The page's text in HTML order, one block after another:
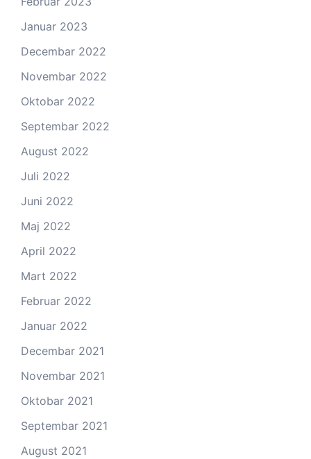
Januar 2023
Decembar 2022
Novembar 2022
Oktobar 2022
Septembar 2022
August 2022
Juli 2022
Juni 2022
Maj 2022
April 2022
Mart 2022
Februar 2022
Januar 2022
Decembar 2021
Novembar 2021
Oktobar 2021
Septembar 2021
August 2021